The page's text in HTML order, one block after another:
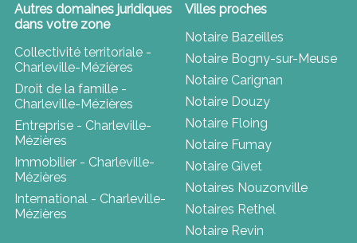
Autres domaines juridiques
dans votre zone
Collectivité territoriale -
Charleville-Mézières
Droit de la famille -
Charleville-Mézières
Entreprise - Charleville-
Mézières
Immobilier - Charleville-
Mézières
International - Charleville-
Mézières
Villes proches
Notaire Bazeilles
Notaire Bogny-sur-Meuse
Notaire Carignan
Notaire Douzy
Notaire Floing
Notaire Fumay
Notaire Givet
Notaires Nouzonville
Notaires Rethel
Notaire Revin